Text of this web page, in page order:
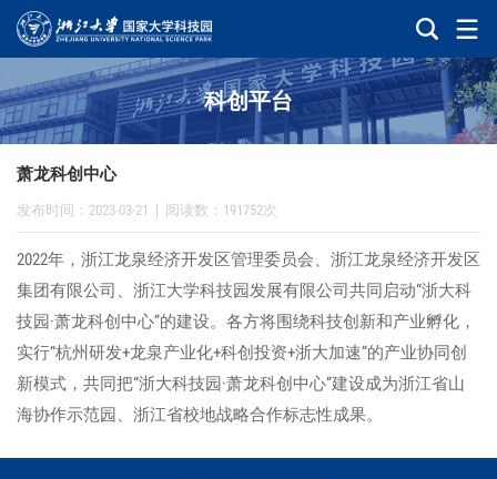
科创平台
萧龙科创中心
发布时间：2023-03-21 阅读数：191752次
2022年，浙江龙泉经济开发区管理委员会、浙江龙泉经济开发区
集团有限公司、浙江大学科技园发展有限公司共同启动“浙大科
技园·萧龙科创中心”的建设。各方将围绕科技创新和产业孵化，
实行“杭州研发+龙泉产业化+科创投资+浙大加速”的产业协同创
新模式，共同把“浙大科技园·萧龙科创中心”建设成为浙江省山
海协作示范园、浙江省校地战略合作标志性成果。